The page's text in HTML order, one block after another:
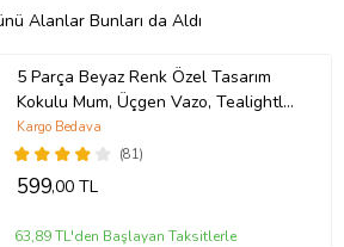
Alanlar Bunları da Aldı
5 Parça Beyaz Renk Özel Tasarım
Kokulu Mum, Üçgen Vazo, Tealightlık
Ve Tepsi Aksesuar Seti
(81)
Kargo Bedava
599,00 TL
63,89 TL'den Başlayan Taksitlerle